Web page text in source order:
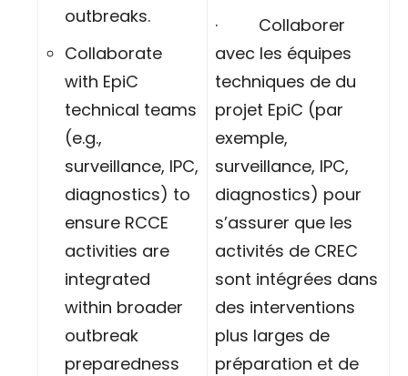
outbreaks.
Collaborate
with EpiC
technical teams
(e.g.,
surveillance, IPC,
diagnostics) to
ensure RCCE
activities are
integrated
within broader
outbreak
preparedness
· Collaborer
avec les équipes
techniques de du
projet EpiC (par
exemple,
surveillance, IPC,
diagnostics) pour
s’assurer que les
activités de CREC
sont intégrées dans
des interventions
plus larges de
préparation et de